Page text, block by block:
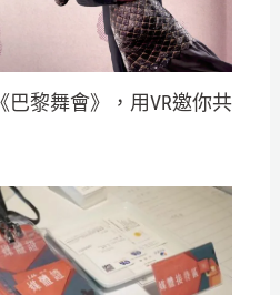
黎舞會》，用VR邀你共